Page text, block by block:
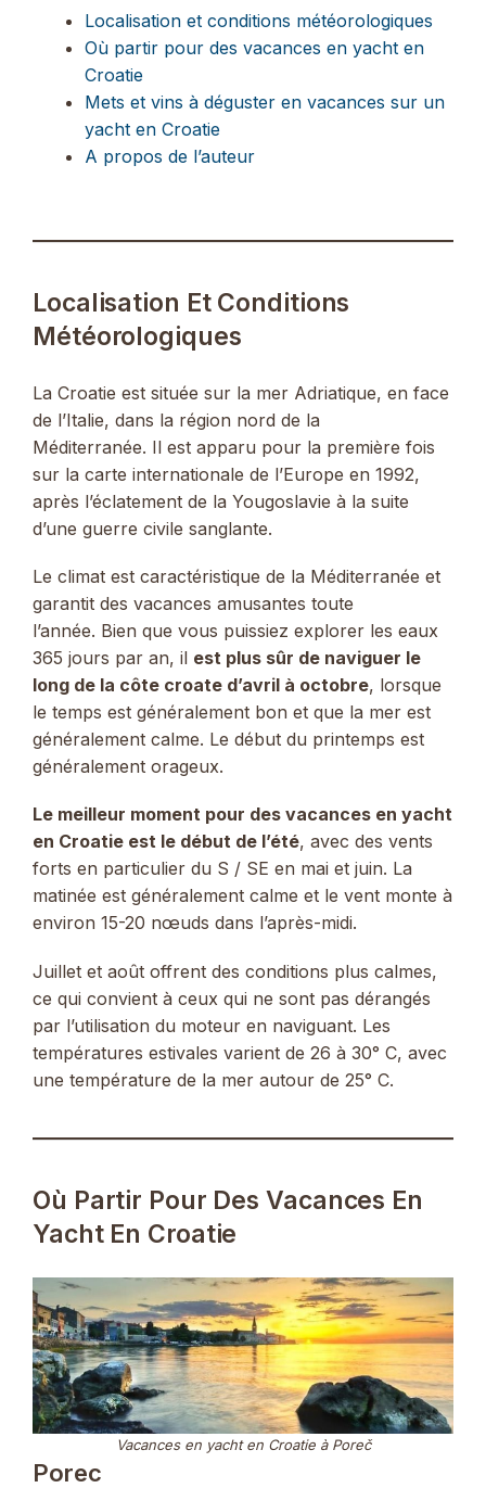
Localisation et conditions météorologiques
Où partir pour des vacances en yacht en
Croatie
Mets et vins à déguster en vacances sur un
yacht en Croatie
A propos de l’auteur
Localisation Et Conditions
Météorologiques
La Croatie est située sur la mer Adriatique, en face
de l’Italie, dans la région nord de la
Méditerranée. Il est apparu pour la première fois
sur la carte internationale de l’Europe en 1992,
après l’éclatement de la Yougoslavie à la suite
d’une guerre civile sanglante.
Le climat est caractéristique de la Méditerranée et
garantit des vacances amusantes toute
l’année. Bien que vous puissiez explorer les eaux
365 jours par an, il est plus sûr de naviguer le
long de la côte croate d’avril à octobre, lorsque
le temps est généralement bon et que la mer est
généralement calme. Le début du printemps est
généralement orageux.
Le meilleur moment pour des vacances en yacht
en Croatie est le début de l’été, avec des vents
forts en particulier du S / SE en mai et juin. La
matinée est généralement calme et le vent monte à
environ 15-20 nœuds dans l’après-midi.
Juillet et août offrent des conditions plus calmes,
ce qui convient à ceux qui ne sont pas dérangés
par l’utilisation du moteur en naviguant. Les
températures estivales varient de 26 à 30° C, avec
une température de la mer autour de 25° C.
Où Partir Pour Des Vacances En
Yacht En Croatie
Vacances en yacht en Croatie à Poreč
Porec